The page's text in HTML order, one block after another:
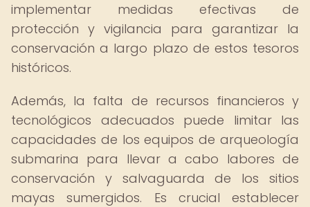
implementar medidas efectivas de
protección y vigilancia para garantizar la
conservación a largo plazo de estos tesoros
históricos.
Además, la falta de recursos financieros y
tecnológicos adecuados puede limitar las
capacidades de los equipos de arqueología
submarina para llevar a cabo labores de
conservación y salvaguarda de los sitios
mayas sumergidos. Es crucial establecer